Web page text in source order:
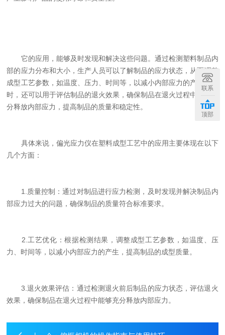
它的应用，能够及时发现和解决这些问题。通过检测塑料制品内
部的应力分布和大小，生产人员可以了解制品的应力状态，从而调整
成型工艺参数，如温度、压力、时间等，以减小内部应力的产生。同
时，还可以用于评估制品的退火效果，确保制品在退火过程中能够充
分释放内部应力，提高制品的质量和稳定性。
具体来说，偏光应力仪在塑料成型工艺中的应用主要体现在以下
几个方面：
1.质量控制：通过对制品进行应力检测，及时发现并解决制品内
部应力过大的问题，确保制品的质量符合标准要求。
2.工艺优化：根据检测结果，调整成型工艺参数，如温度、压
力、时间等，以减小内部应力的产生，提高制品的成型质量。
3.退火效果评估：通过检测退火前后制品的应力状态，评估退火
效果，确保制品在退火过程中能够充分释放内部应力。
联系
顶部